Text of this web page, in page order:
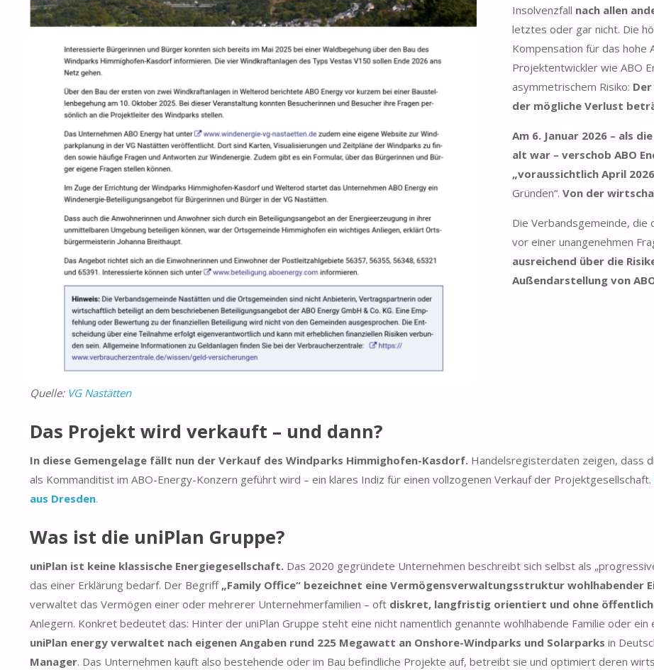
Insolvenzfall nach allen
letztes oder gar nicht. Die
Kompensation für das hohe
Projektentwickler wie ABO
asymmetrischem Risiko:
der mögliche Verlust
Am 6. Januar 2026 – als
alt war – verschob ABO
„voraussichtlich April
Gründen“.Von der
Die Verbandsgemeinde,
vor einer unangenehmen
ausreichend über die
Außendarstellung von
Quelle: VG Nastätten
Das Projekt wird verkauft – und dann?
In diese Gemengelage fällt nun der Verkauf des Windparks Himmighofen-Kasdorf. Handelsregisterdaten zeigen, dass
als Kommanditist im ABO-Energy-Konzern geführt wird – ein klares Indiz für einen vollzogenen Verkauf der Projektgesellschaft.
aus Dresden.
Was ist die uniPlan Gruppe?
uniPlan ist keine klassische Energiegesellschaft. Das 2020 gegründete Unternehmen beschreibt sich selbst als
das einer Erklärung bedarf. Der Begriff „Family Office“ bezeichnet eine Vermögensverwaltungsstruktur wohlhabender
verwaltet das Vermögen einer oder mehrerer Unternehmerfamilien – oft diskret, langfristig orientiert und ohne
Anlegern. Konkret bedeutet das: Hinter der uniPlan Gruppe steht eine nicht namentlich genannte wohlhabende Familie oder
uniPlan energy verwaltet nach eigenen Angaben rund 225 Megawatt an Onshore-Windparks und Solarparks in
Manager. Das Unternehmen kauft also bestehende oder im Bau befindliche Projekte auf, betreibt sie und optimiert deren